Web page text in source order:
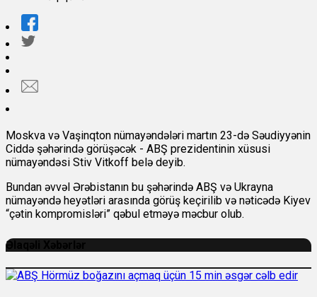
Moskva və Vaşinqton nümayəndələri martın 23-də Səudiyyənin
Ciddə şəhərində görüşəcək - ABŞ prezidentinin xüsusi
nümayəndəsi Stiv Vitkoff belə deyib.
Bundan əvvəl Ərəbistanın bu şəhərində ABŞ və Ukrayna
nümayəndə heyətləri arasında görüş keçirilib və nəticədə Kiyev
“çətin kompromisləri” qəbul etməyə məcbur olub.
Əlaqəli Xəbərlər